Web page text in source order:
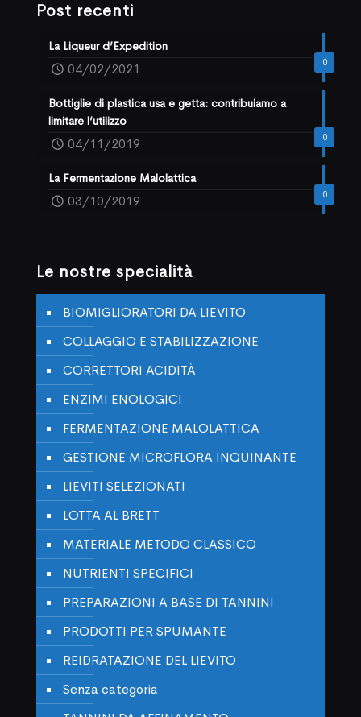
Post recenti
0
La Liqueur d’Expedition
04/02/2021
0
Bottiglie di plastica usa e getta: contribuiamo a
limitare l’utilizzo
04/11/2019
0
La Fermentazione Malolattica
03/10/2019
Le nostre specialità
BIOMIGLIORATORI DA LIEVITO
COLLAGGIO E STABILIZZAZIONE
CORRETTORI ACIDITÀ
ENZIMI ENOLOGICI
FERMENTAZIONE MALOLATTICA
GESTIONE MICROFLORA INQUINANTE
LIEVITI SELEZIONATI
LOTTA AL BRETT
MATERIALE METODO CLASSICO
NUTRIENTI SPECIFICI
PREPARAZIONI A BASE DI TANNINI
PRODOTTI PER SPUMANTE
REIDRATAZIONE DEL LIEVITO
Senza categoria